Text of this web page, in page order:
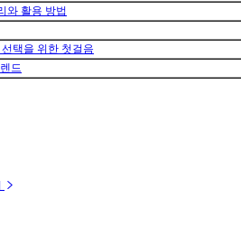
와 활용 방법
택을 위한 첫걸음
드